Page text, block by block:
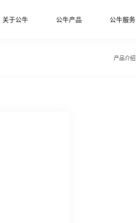
关于公牛 公牛产品 公牛服务
产品介绍